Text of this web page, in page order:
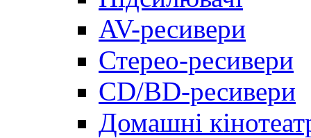
AV-ресивери
Стерео-ресивери
CD/BD-ресивери
Домашні